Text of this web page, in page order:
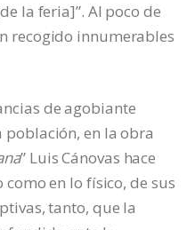
la feria]”. Al poco de
recogido innumerables
de agobiante
en la obra
” Luis Cánovas hace
en lo físico, de sus
tanto, que la